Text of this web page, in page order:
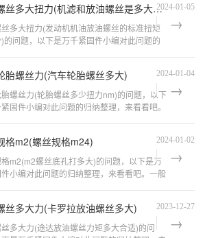
放油螺丝多大扭力(机滤和放油螺丝是多大扭力的啊)
2024-01-05
多大扭力(发动机机油放油螺丝的标准扭矩
的问题，以下是万千紧固件小编对此问题的
胎螺丝力(汽车轮胎螺丝多大) 2024-01-04
螺丝力(轮胎螺丝多少扭力nm)的问题，以下
固件小编对此问题的归纳整理，来看看吧。
格m2(螺丝规格m24) 2024-01-02
m2(m2螺丝底孔打多大)的问题，以下是万
小编对此问题的归纳整理，来看看吧。一般
丝多大力(卡罗拉放油螺丝多大) 2023-12-27
多大力(途达放油螺丝力矩多大合适)的问